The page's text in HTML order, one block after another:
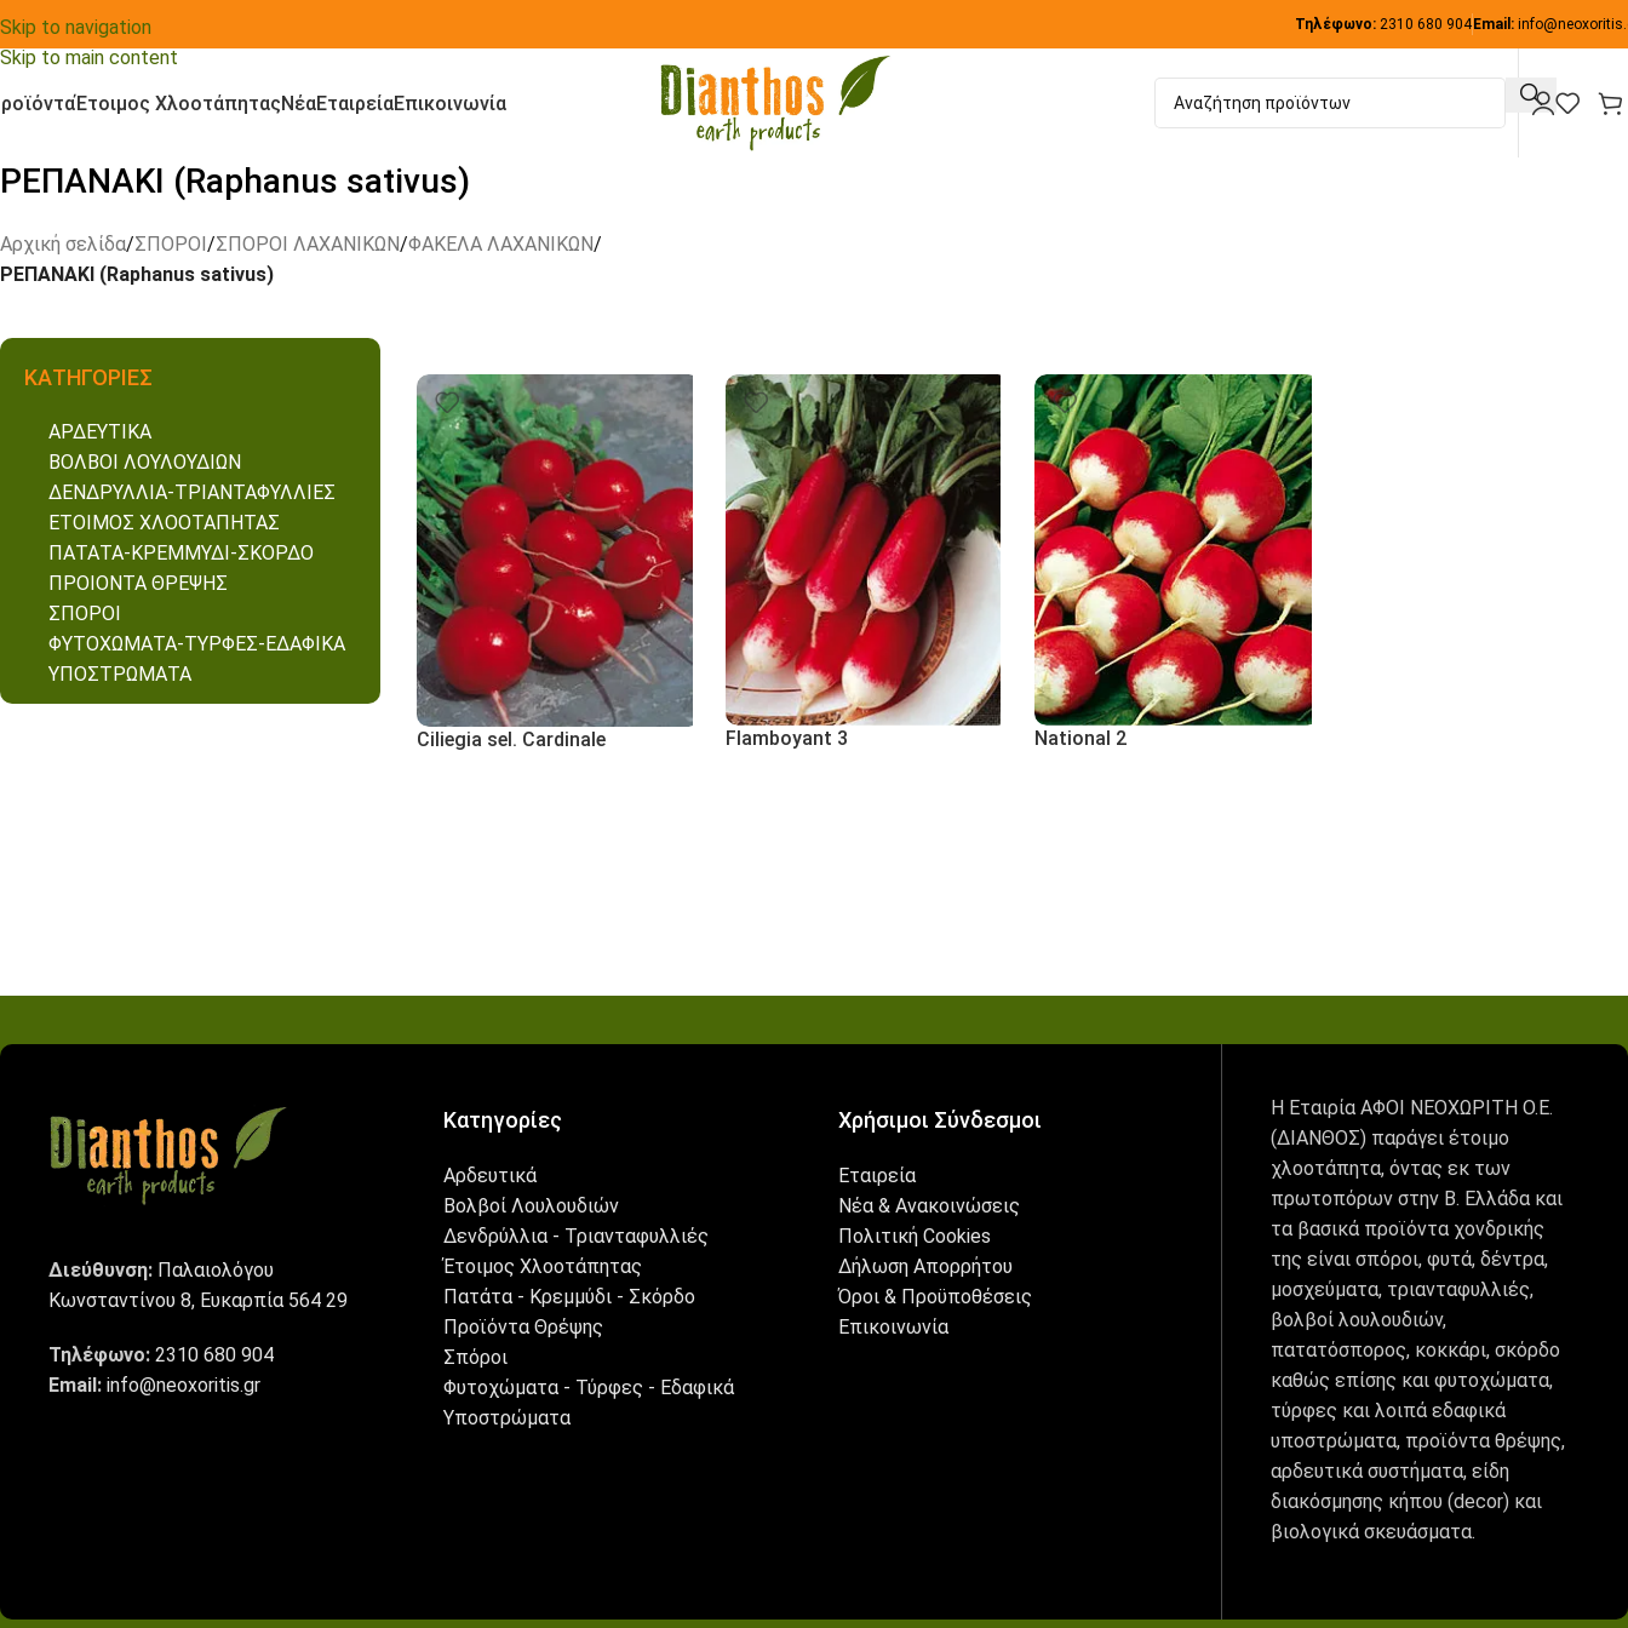
Skip to navigation
Skip to main content
Τηλέφωνο: 2310 680 904 Email:
Έτοιμος ΧλοοτάπηταςΝέαΕταιρείαΕπικοινωνία
ΡΕΠΑΝΑΚΙ (Raphanus sativus)
Αρχική σελίδα/ΣΠΟΡΟΙ/ΣΠΟΡΟΙ ΛΑΧΑΝΙΚΩΝ/ΦΑΚΕΛΑ ΛΑΧΑΝΙΚΩΝ/
ΡΕΠΑΝΑΚΙ (Raphanus sativus)
ΚΑΤΗΓΟΡΙΕΣ
ΑΡΔΕΥΤΙΚΑ
ΒΟΛΒΟΙ ΛΟΥΛΟΥΔΙΩΝ
ΔΕΝΔΡΥΛΛΙΑ-ΤΡΙΑΝΤΑΦΥΛΛΙΕΣ
ΕΤΟΙΜΟΣ ΧΛΟΟΤΑΠΗΤΑΣ
ΠΑΤΑΤΑ-ΚΡΕΜΜΥΔΙ-ΣΚΟΡΔΟ
ΠΡΟΙΟΝΤΑ ΘΡΕΨΗΣ
ΣΠΟΡΟΙ
ΦΥΤΟΧΩΜΑΤΑ-ΤΥΡΦΕΣ-ΕΔΑΦΙΚΑ
ΥΠΟΣΤΡΩΜΑΤΑ
Ciliegia sel. Cardinale Flamboyant 3 National 2
Διεύθυνση: Παλαιολόγου
Κωνσταντίνου 8, Ευκαρπία 564 29
Τηλέφωνο: 2310 680 904
Email: info@neoxoritis.gr
Κατηγορίες
Αρδευτικά
Βολβοί Λουλουδιών
Δενδρύλλια - Τριανταφυλλιές
Έτοιμος Χλοοτάπητας
Πατάτα - Κρεμμύδι - Σκόρδο
Προϊόντα Θρέψης
Σπόροι
Φυτοχώματα - Τύρφες - Εδαφικά
Υποστρώματα
Χρήσιμοι Σύνδεσμοι
Εταιρεία
Νέα & Ανακοινώσεις
Πολιτική Cookies
Δήλωση Απορρήτου
Όροι & Προϋποθέσεις
Επικοινωνία
Η Εταιρία ΑΦΟΙ ΝΕΟΧΩΡΙΤΗ Ο.Ε.
(ΔΙΑΝΘΟΣ) παράγει έτοιμο
χλοοτάπητα, όντας εκ των
πρωτοπόρων στην Β. Ελλάδα και
τα βασικά προϊόντα χονδρικής
της είναι σπόροι, φυτά, δέντρα,
μοσχεύματα, τριανταφυλλιές,
βολβοί λουλουδιών,
πατατόσπορος, κοκκάρι, σκόρδο
καθώς επίσης και φυτοχώματα,
τύρφες και λοιπά εδαφικά
υποστρώματα, προϊόντα θρέψης,
αρδευτικά συστήματα, είδη
διακόσμησης κήπου (decor) και
βιολογικά σκευάσματα.